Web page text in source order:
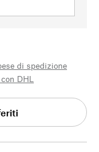
di spedizione
DHL